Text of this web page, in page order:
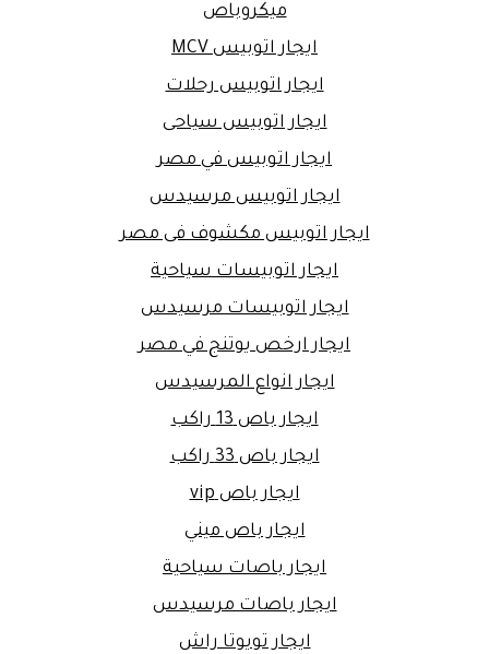
ميكروباص
ايجار اتوبيس MCV
ايجار اتوبيس رحلات
ايجار اتوبيس سياحى
ايجار اتوبيس في مصر
ايجار اتوبيس مرسيدس
ايجار اتوبيس مكشوف فى مصر
ايجار اتوبيسات سياحية
ايجار اتوبيسات مرسيدس
ايجار ارخص يوتنج في مصر
ايجار انواع المرسيدس
ايجار باص 13 راكب
ايجار باص 33 راكب
ايجار باص vip
ايجار باص ميني
ايجار باصات سياحية
ايجار باصات مرسيدس
ايجار تويوتا راش